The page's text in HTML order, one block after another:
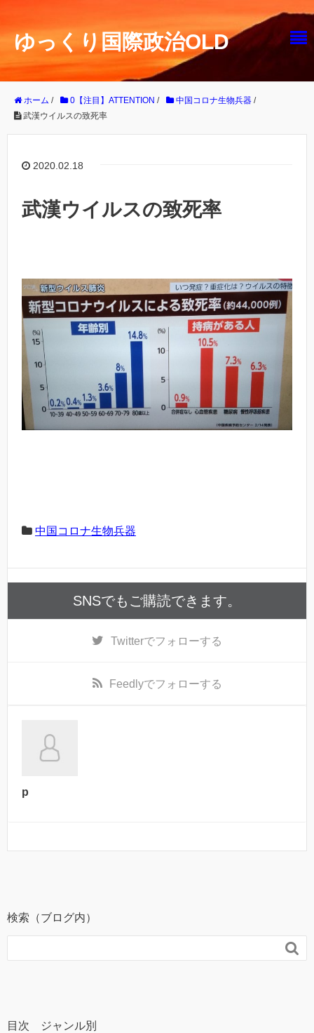
ゆっくり国際政治OLD
ホーム / 0【注目】ATTENTION / 中国コロナ生物兵器 /
武漢ウイルスの致死率
2020.02.18
武漢ウイルスの致死率
中国コロナ生物兵器
SNSでもご購読できます。
Twitterでフォローする
Feedlyでフォローする
p
検索（ブログ内）

目次 ジャンル別